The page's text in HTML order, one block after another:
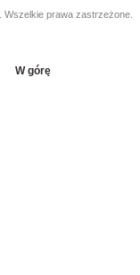
. Wszelkie prawa zastrzeżone.
W górę